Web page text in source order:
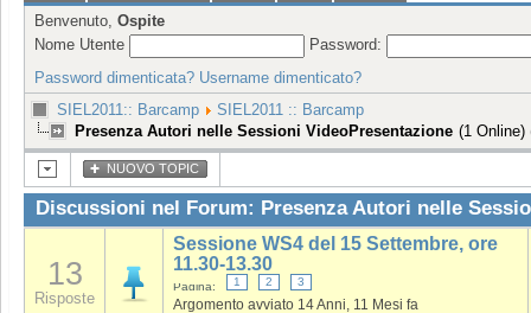
Benvenuto, Ospite
Nome Utente
Password:
Password dimenticata? Username dimenticato?
SIEL2011:: Barcamp
SIEL2011 :: Barcamp
Presenza Autori nelle Sessioni VideoPresentazione (1 Online)
NUOVO TOPIC
Discussioni nel Forum: Presenza Autori nelle
13
Risposte
Sessione WS4 del 15 Settembre, ore
11.30-13.30
Pagina: 1 2 3
Argomento avviato 14 Anni, 11 Mesi fa